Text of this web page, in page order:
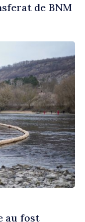
de BNM
au fost